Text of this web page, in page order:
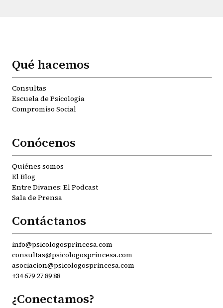
Qué hacemos
Consultas
Escuela de Psicología
Compromiso Social
Conócenos
Quiénes somos
El Blog
Entre Divanes: El Podcast
Sala de Prensa
Contáctanos
info@psicologosprincesa.com
consultas@psicologosprincesa.com
asociacion@psicologosprincesa.com
+34 679 27 89 88
¿Conectamos?